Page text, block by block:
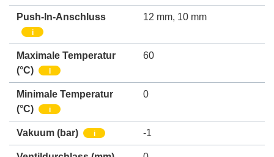
Push-In-Anschluss
i
12 mm, 10 mm
Maximale Temperatur
(°C)
i
60
Minimale Temperatur
(°C)
i
0
Vakuum (bar) i -1